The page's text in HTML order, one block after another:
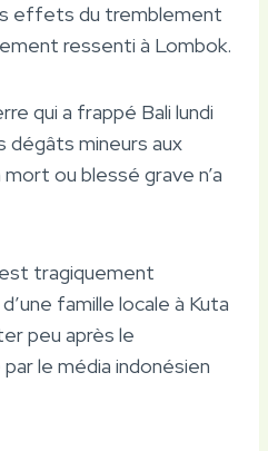
effets du tremblement
ressenti à Lombok.
qui a frappé Bali lundi
dégâts mineurs aux
ou blessé grave n’a
tragiquement
famille locale à Kuta
peu après le
le média indonésien